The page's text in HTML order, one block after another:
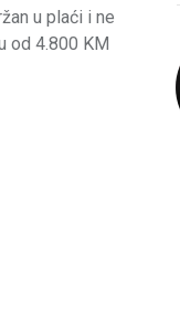
u plaći i ne
od 4.800 KM